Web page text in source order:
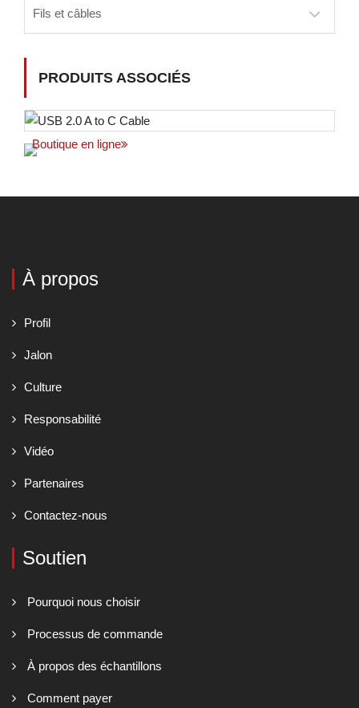
Fils et câbles
PRODUITS ASSOCIÉS
Boutique en ligne
À propos
Profil
Jalon
Culture
Responsabilité
Vidéo
Partenaires
Contactez-nous
Soutien
Pourquoi nous choisir
Processus de commande
À propos des échantillons
Comment payer